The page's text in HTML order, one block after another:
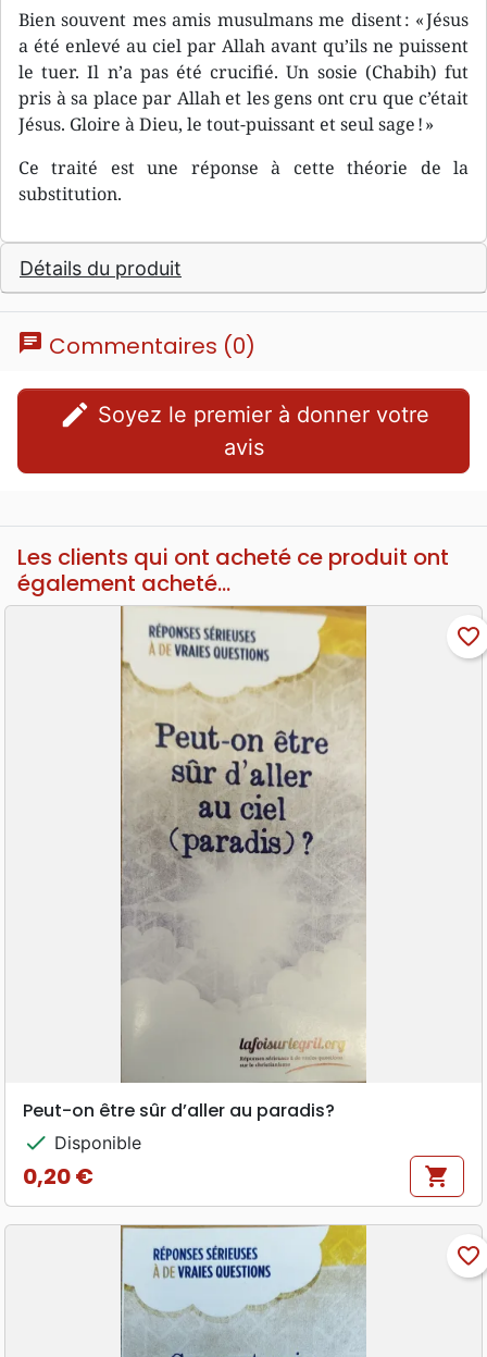
Bien souvent mes amis musulmans me disent : « Jésus
a été enlevé au ciel par Allah avant qu’ils ne puissent
le tuer. Il n’a pas été crucifié. Un sosie (Chabih) fut
pris à sa place par Allah et les gens ont cru que c’était
Jésus. Gloire à Dieu, le tout-puissant et seul sage ! »
Ce traité est une réponse à cette théorie de la
substitution.
Détails du produit
chat Commentaires (0)
edit
avis
Les clients qui ont acheté ce produit ont
également acheté...
favorite_border
Peut-on être sûr d’aller au paradis?
check Disponible
Prix
0,20 € shopping_cart
favorite_border